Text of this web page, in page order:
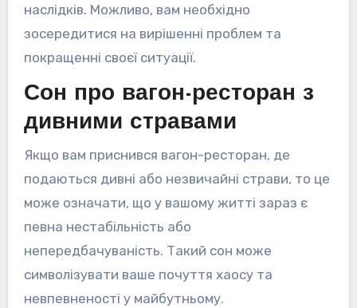
наслідків. Можливо, вам необхідно
зосередитися на вирішенні проблем та
покращенні своєї ситуації.
Сон про вагон-ресторан з
дивними стравами
Якщо вам приснився вагон-ресторан, де
подаються дивні або незвичайні страви, то це
може означати, що у вашому житті зараз є
певна нестабільність або
непередбачуваність. Такий сон може
символізувати ваше почуття хаосу та
невпевненості у майбутньому.